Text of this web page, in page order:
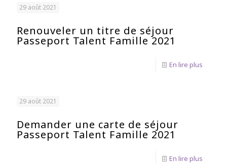
29 août 2021
Renouveler un titre de séjour
Passeport Talent Famille 2021
En lire plus
29 août 2021
Demander une carte de séjour
Passeport Talent Famille 2021
En lire plus